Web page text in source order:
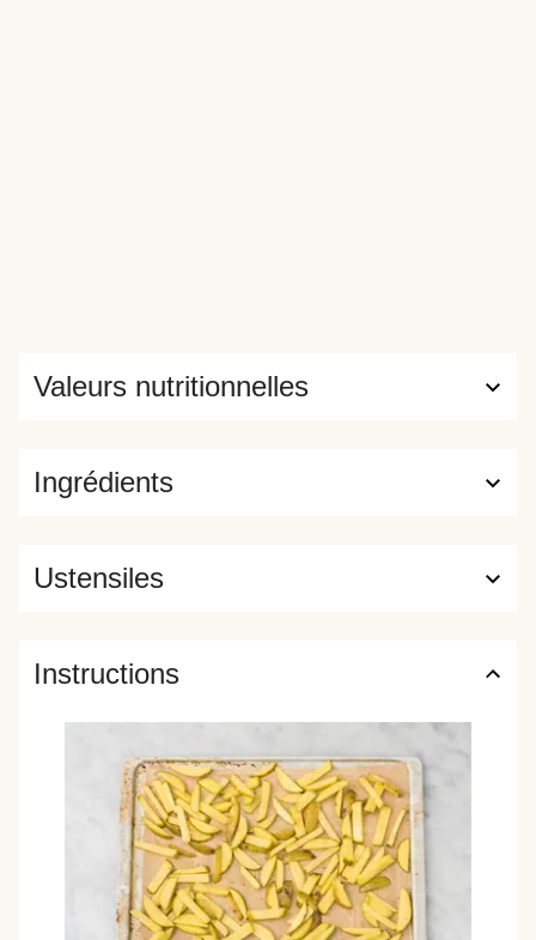
Ingrédients
Valeurs nutritionnelles
Ustensiles
Instructions